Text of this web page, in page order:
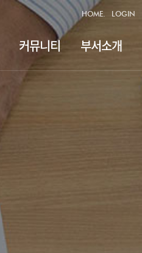
HOME. LOGIN
커뮤니티 부서소개